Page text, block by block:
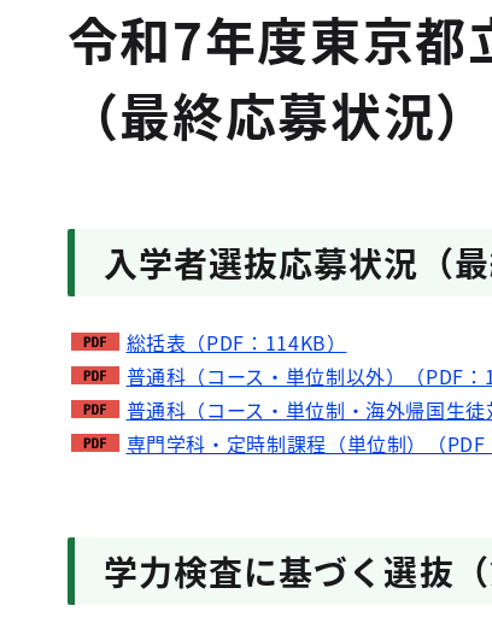
令和7年度東京都
（最終応募状況）
入学者選抜応募状況（最
総括表（PDF：114KB）
普通科（コース・単位制以外）（PDF：
普通科（コース・単位制・海外帰国生徒
専門学科・定時制課程（単位制）（PDF
学力検査に基づく選抜